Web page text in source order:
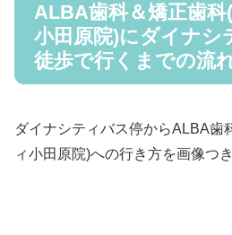
ALBA歯科＆矯正歯
小田原院)にダイナシ
徒歩で行くまでの流
ダイナシティバス停からALBA歯
ィ小田原院)への行き方を画像つ